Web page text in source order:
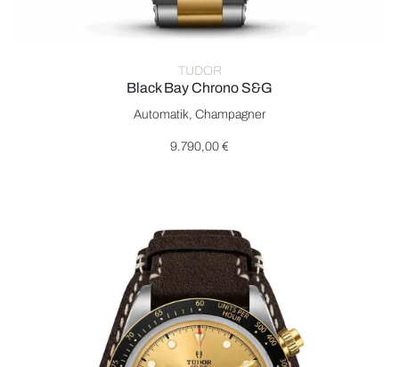
TUDOR
Black Bay Chrono S&G
TUDOR Black Bay Chrono S&G, Ref: M79363N-0007, Preis:
Automatik, Champagner
9.790,00 €